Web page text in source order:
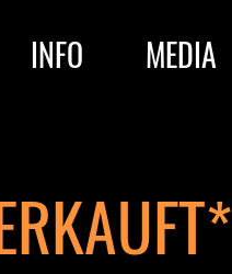
INFO MEDIA